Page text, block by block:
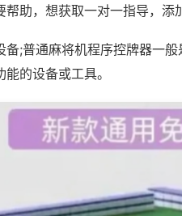
帮助，想获取一对一指导，添
备;普通麻将机程序控牌器一
的设备或工具。